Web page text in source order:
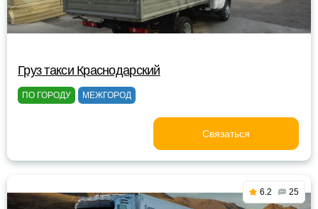
Груз такси Краснодарский
ПО ГОРОДУ МЕЖГОРОД
Связаться
6.2 25